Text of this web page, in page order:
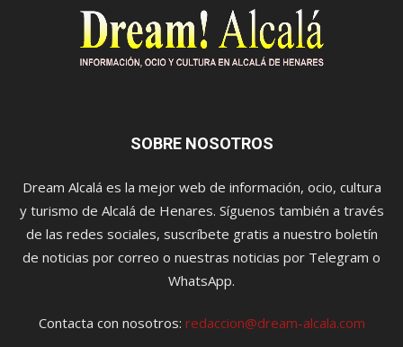
SOBRE NOSOTROS
Dream Alcalá es la mejor web de información, ocio, cultura
y turismo de Alcalá de Henares. Síguenos también a través
de las redes sociales, suscríbete gratis a nuestro boletín
de noticias por correo o nuestras noticias por Telegram o
WhatsApp.
Contacta con nosotros: redaccion@dream-alcala.com